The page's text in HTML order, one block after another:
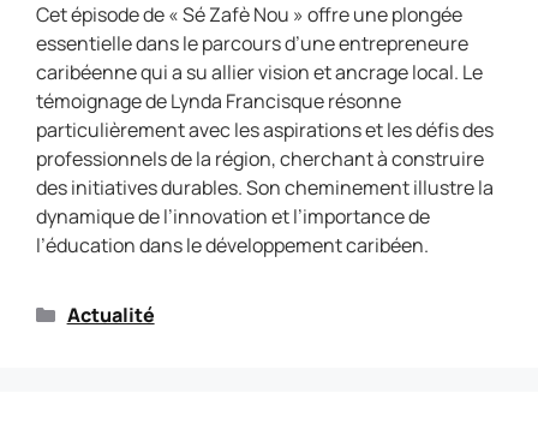
Cet épisode de « Sé Zafè Nou » offre une plongée
essentielle dans le parcours d’une entrepreneure
caribéenne qui a su allier vision et ancrage local. Le
témoignage de Lynda Francisque résonne
particulièrement avec les aspirations et les défis des
professionnels de la région, cherchant à construire
des initiatives durables. Son cheminement illustre la
dynamique de l’innovation et l’importance de
l’éducation dans le développement caribéen.
Actualité